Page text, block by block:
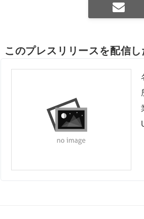
このプレスリリースを配信